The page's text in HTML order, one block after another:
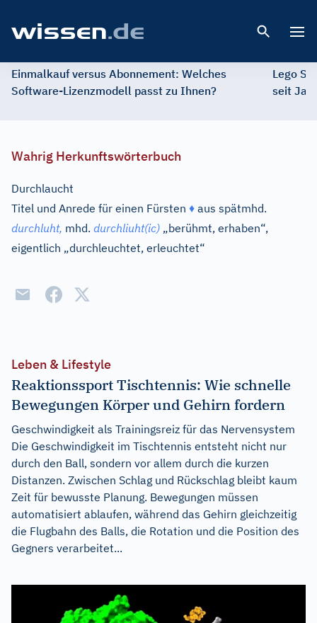
Einmalkauf versus Abonnement: Welches
Software-Lizenzmodell passt zu Ihnen?
Lego
seit
Wahrig Herkunftswörterbuch
Durchlaucht
Titel und Anrede für einen Fürsten ♦ aus spätmhd.
durchluht, mhd. durchliuht(ic) „berühmt, erhaben“,
eigentlich „durchleuchtet, erleuchtet“
Leben & Lifestyle
Reaktionssport Tischtennis: Wie schnelle
Bewegungen Körper und Gehirn fordern
Geschwindigkeit als Trainingsreiz für das Nervensystem
Die Geschwindigkeit im Tischtennis entsteht nicht nur
durch den Ball, sondern vor allem durch die kurzen
Distanzen. Zwischen Schlag und Rückschlag bleibt kaum
Zeit für bewusste Planung. Bewegungen müssen
automatisiert ablaufen, während das Gehirn gleichzeitig
die Flugbahn des Balls, die Rotation und die Position des
Gegners verarbeitet...